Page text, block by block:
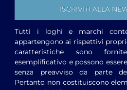
Tutti i loghi e marchi
appartengono ai rispettivi
caratteristiche sono
esemplificativo e possono
senza preavviso da parte
Pertanto non costituiscono